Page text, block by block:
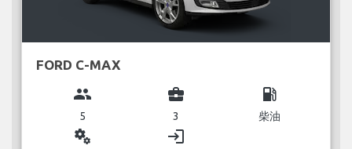
FORD C-MAX
group
5
business_center
3
local_gas_station
柴油
miscellaneous_services login